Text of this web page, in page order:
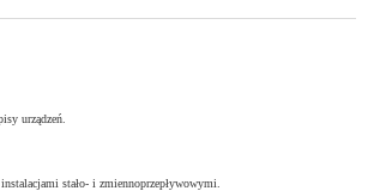
urządzeń.
stało- i zmiennoprzepływowymi.